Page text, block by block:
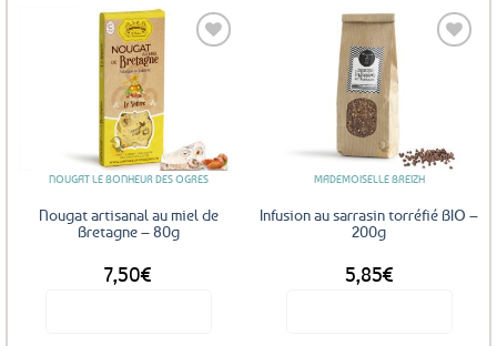
NOUGAT LE BONHEUR DES OGRES
Nougat artisanal au miel de
Bretagne – 80g
7,50€
MADEMOISELLE BREIZH
Infusion au sarrasin torréfié BIO –
200g
5,85€